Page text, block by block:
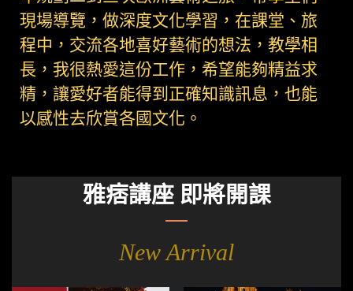
現場導覽，做深度文化學習，在課堂、旅
程中，交流各地喜好藝術的想法，教學相
長，我很熱愛這份工作，希望能夠精益求
精，讓愛好者能得到正確知識訊息，也能
以感性去欣賞各國文化。
雅痞講座 即將開課
New Arrival